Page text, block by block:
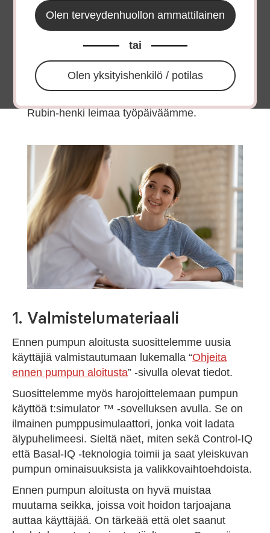
Olen terveydenhuollon ammattilainen
tai
Olen yksityishenkilö / potilas
3. Vinkkejä seurantaan
Jos sinulla on kysyttävää, voit milloin
tahansa ottaayhteyttä
tuoteasiantuntijoihimme.
Katso videoRubin Medicalista ja saa
Rubin-henki leimaa työpäiväämme.
1. Valmistelumateriaali
Ennen pumpun aloitusta suosittelemme uusia
käyttäjiä valmistautumaan lukemalla “Ohjeita
ennen pumpun aloitusta” -sivulla olevat tiedot.
Suosittelemme myös harojoittelemaan pumpun
käyttöä t:simulator ™ -sovelluksen avulla. Se on
ilmainen pumppusimulaattori, jonka voit ladata
älypuhelimeesi. Sieltä näet, miten sekä Control-IQ
että Basal-IQ -teknologia toimii ja saat yleiskuvan
pumpun ominaisuuksista ja valikkovaihtoehdoista.
Ennen pumpun aloitusta on hyvä muistaa
muutama seikka, joissa voit hoidon tarjoajana
auttaa käyttäjää. On tärkeää että olet saanut